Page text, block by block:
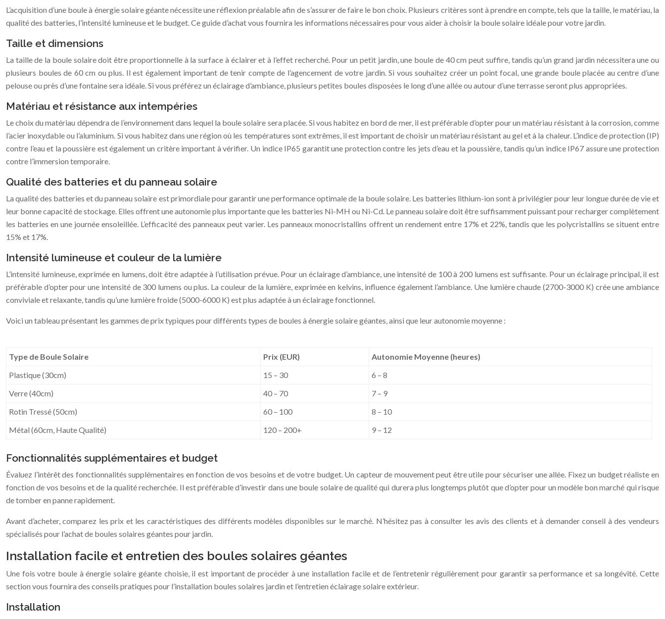
L’acquisition d’une boule à énergie solaire géante nécessite une réflexion préalable afin de s’assurer de faire le bon choix. Plusieurs critères sont à prendre en compte, tels que la taille, le matériau, la
qualité des batteries, l’intensité lumineuse et le budget. Ce guide d’achat vous fournira les informations nécessaires pour vous aider à choisir la boule solaire idéale pour votre jardin.
Taille et dimensions
La taille de la boule solaire doit être proportionnelle à la surface à éclairer et à l’effet recherché. Pour un petit jardin, une boule de 40 cm peut suffire, tandis qu’un grand jardin nécessitera une ou
plusieurs boules de 60 cm ou plus. Il est également important de tenir compte de l’agencement de votre jardin. Si vous souhaitez créer un point focal, une grande boule placée au centre d’une
pelouse ou près d’une fontaine sera idéale. Si vous préférez un éclairage d’ambiance, plusieurs petites boules disposées le long d’une allée ou autour d’une terrasse seront plus appropriées.
Matériau et résistance aux intempéries
Le choix du matériau dépendra de l’environnement dans lequel la boule solaire sera placée. Si vous habitez en bord de mer, il est préférable d’opter pour un matériau résistant à la corrosion, comme
l’acier inoxydable ou l’aluminium. Si vous habitez dans une région où les températures sont extrêmes, il est important de choisir un matériau résistant au gel et à la chaleur. L’indice de protection (IP)
contre l’eau et la poussière est également un critère important à vérifier. Un indice IP65 garantit une protection contre les jets d’eau et la poussière, tandis qu’un indice IP67 assure une protection
contre l’immersion temporaire.
Qualité des batteries et du panneau solaire
La qualité des batteries et du panneau solaire est primordiale pour garantir une performance optimale de la boule solaire. Les batteries lithium-ion sont à privilégier pour leur longue durée de vie et
leur bonne capacité de stockage. Elles offrent une autonomie plus importante que les batteries Ni-MH ou Ni-Cd. Le panneau solaire doit être suffisamment puissant pour recharger complètement
les batteries en une journée ensoleillée. L’efficacité des panneaux peut varier. Les panneaux monocristallins offrent un rendement entre 17% et 22%, tandis que les polycristallins se situent entre
15% et 17%.
Intensité lumineuse et couleur de la lumière
L’intensité lumineuse, exprimée en lumens, doit être adaptée à l’utilisation prévue. Pour un éclairage d’ambiance, une intensité de 100 à 200 lumens est suffisante. Pour un éclairage principal, il est
préférable d’opter pour une intensité de 300 lumens ou plus. La couleur de la lumière, exprimée en kelvins, influence également l’ambiance. Une lumière chaude (2700-3000 K) crée une ambiance
conviviale et relaxante, tandis qu’une lumière froide (5000-6000 K) est plus adaptée à un éclairage fonctionnel.
Voici un tableau présentant les gammes de prix typiques pour différents types de boules à énergie solaire géantes, ainsi que leur autonomie moyenne :
Type de Boule Solaire Prix (EUR)
Autonomie Moyenne (heures)
Plastique (30cm)
15 – 30
6 – 8
Verre (40cm)
40 – 70
7 – 9
Rotin Tressé (50cm)
60 – 100
8 – 10
Métal (60cm, Haute Qualité)
120 – 200+ 9 – 12
Fonctionnalités supplémentaires et budget
Évaluez l’intérêt des fonctionnalités supplémentaires en fonction de vos besoins et de votre budget. Un capteur de mouvement peut être utile pour sécuriser une allée. Fixez un budget réaliste en
fonction de vos besoins et de la qualité recherchée. Il est préférable d’investir dans une boule solaire de qualité qui durera plus longtemps plutôt que d’opter pour un modèle bon marché qui risque
de tomber en panne rapidement.
Avant d’acheter, comparez les prix et les caractéristiques des différents modèles disponibles sur le marché. N’hésitez pas à consulter les avis des clients et à demander conseil à des vendeurs
spécialisés pour l’achat de boules solaires géantes pour jardin.
Installation facile et entretien des boules solaires géantes
Une fois votre boule à énergie solaire géante choisie, il est important de procéder à une installation facile et de l’entretenir régulièrement pour garantir sa performance et sa longévité. Cette
section vous fournira des conseils pratiques pour l’installation boules solaires jardin et l’entretien éclairage solaire extérieur.
Installation